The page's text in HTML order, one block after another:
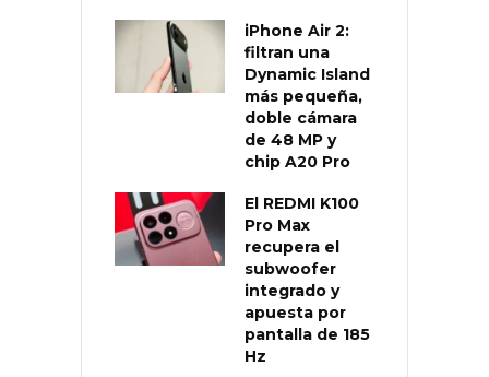
iPhone Air 2:
filtran una
Dynamic Island
más pequeña,
doble cámara
de 48 MP y
chip A20 Pro
El REDMI K100
Pro Max
recupera el
subwoofer
integrado y
apuesta por
pantalla de 185
Hz